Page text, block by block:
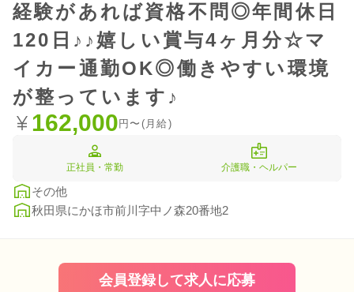
経験があれば資格不問◎年間休日
120日♪♪嬉しい賞与4ヶ月分☆マ
イカー通勤OK◎働きやすい環境
が整っています♪
162,000円〜(月給)
正社員・常勤 介護職・ヘルパー
その他
秋田県にかほ市前川字中ノ森20番地2
会員登録して求人に応募